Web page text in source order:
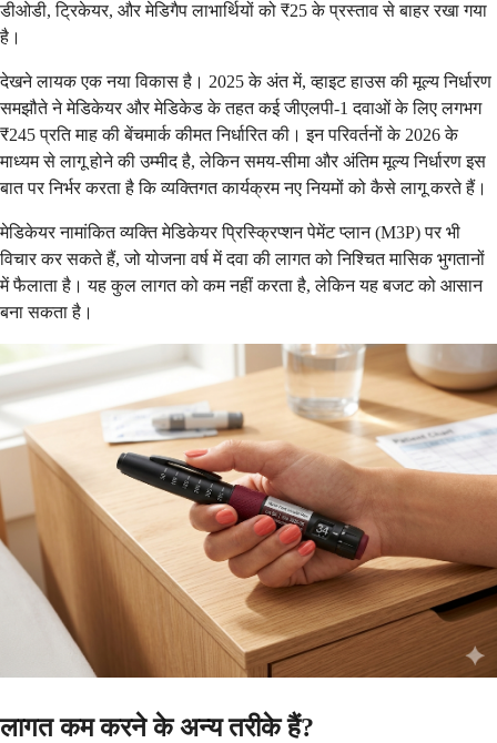
डीओडी, ट्रिकेयर, और मेडिगैप लाभार्थियों को ₹25 के प्रस्ताव से बाहर रखा गया
है।
देखने लायक एक नया विकास है। 2025 के अंत में, व्हाइट हाउस की मूल्य निर्धारण
समझौते ने मेडिकेयर और मेडिकेड के तहत कई जीएलपी-1 दवाओं के लिए लगभग
₹245 प्रति माह की बेंचमार्क कीमत निर्धारित की। इन परिवर्तनों के 2026 के
माध्यम से लागू होने की उम्मीद है, लेकिन समय-सीमा और अंतिम मूल्य निर्धारण इस
बात पर निर्भर करता है कि व्यक्तिगत कार्यक्रम नए नियमों को कैसे लागू करते हैं।
मेडिकेयर नामांकित व्यक्ति मेडिकेयर प्रिस्क्रिप्शन पेमेंट प्लान (M3P) पर भी
विचार कर सकते हैं, जो योजना वर्ष में दवा की लागत को निश्चित मासिक भुगतानों
में फैलाता है। यह कुल लागत को कम नहीं करता है, लेकिन यह बजट को आसान
बना सकता है।
लागत कम करने के अन्य तरीके हैं?